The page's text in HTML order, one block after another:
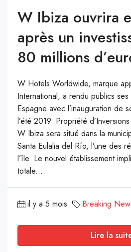
W Ibiza ouvrira
après un
80 millions
W Hotels Worldwide, marque
International, a rendu publics ses
Espagne avec l’inauguration de
l’été 2019. Propriété
W Ibiza sera situé dans la
Santa Eulalia del Río, l’une des
l’île. Le nouvel établissement
totale...
il y a 5 mois Breaking
Lire la